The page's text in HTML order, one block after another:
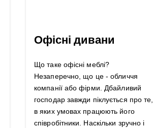
Офісні дивани
Що таке офісні меблі?
Незаперечно, що це - обличчя
компанії або фірми. Дбайливий
господар завжди піклується про те,
в яких умовах працюють його
співробітники. Наскільки зручно і